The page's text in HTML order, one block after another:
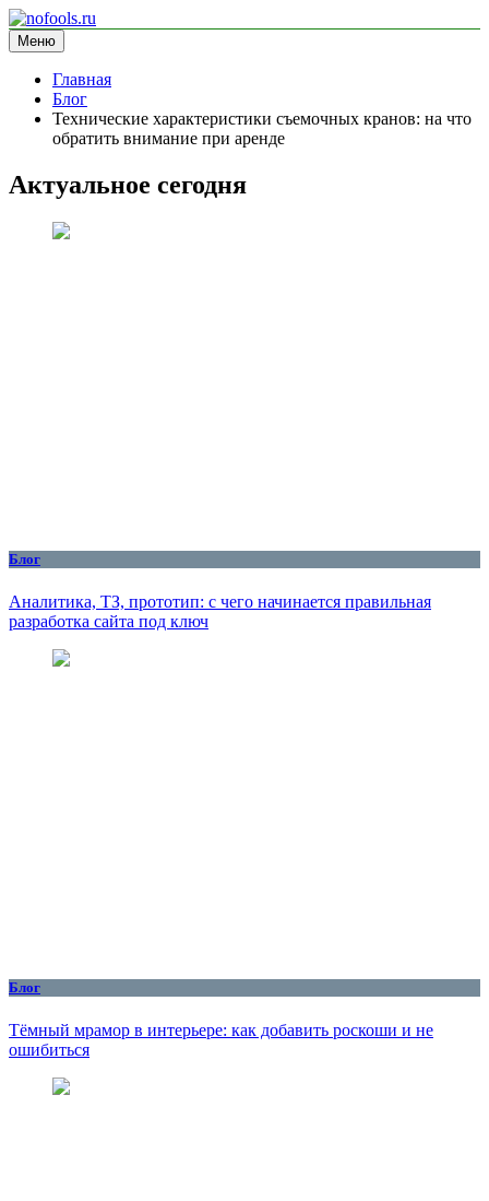
Перейти
к
содержимому
nofools.ru
блог про менеджмент
Меню
Главная
Блог
Технические характеристики съемочных кранов: на что
обратить внимание при аренде
Актуальное сегодня
Блог
Аналитика, ТЗ, прототип: с чего начинается правильная
разработка сайта под ключ
Блог
Тёмный мрамор в интерьере: как добавить роскоши и не
ошибиться